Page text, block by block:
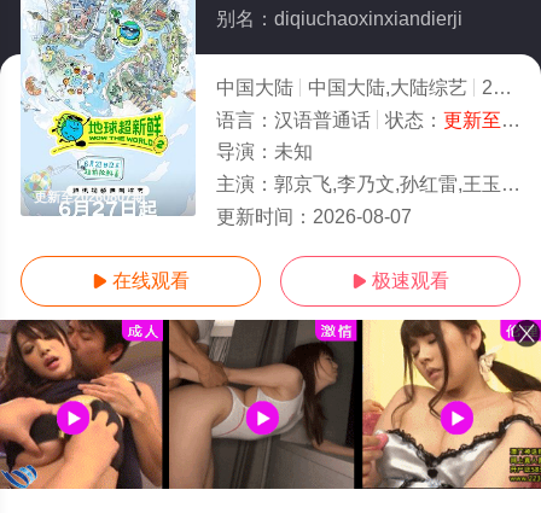
更新至20260807期
别名：diqiuchaoxinxiandierji
中国大陆 中国大陆,大陆综艺 2026
语言： 汉语普通话 状态： 更新至20260807期
导演： 未知
主演： 郭京飞,李乃文,孙红雷,王玉雯,陈星旭,刘宇宁,林一,龚俊
更新时间： 2026-08-07
 在线观看  极速观看